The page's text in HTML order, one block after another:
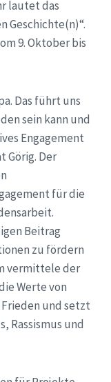
lautet das
Geschichte(n)“.
9. Oktober bis
Das führt uns
sein kann und
Engagement
Görig. Der
für die
Beitrag
zu fördern
vermittele der
Werte von
und setzt
Rassismus und